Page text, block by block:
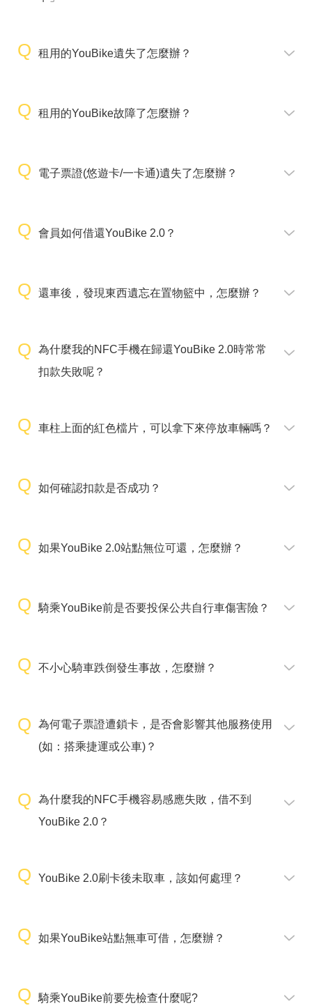
租用的YouBike遺失了怎麼辦？
租用的YouBike故障了怎麼辦？
電子票證(悠遊卡/一卡通)遺失了怎麼辦？
會員如何借還YouBike 2.0？
還車後，發現東西遺忘在置物籃中，怎麼辦？
為什麼我的NFC手機在歸還YouBike 2.0時常常
扣款失敗呢？
車柱上面的紅色檔片，可以拿下來停放車輛嗎？
如何確認扣款是否成功？
如果YouBike 2.0站點無位可還，怎麼辦？
騎乘YouBike前是否要投保公共自行車傷害險？
不小心騎車跌倒發生事故，怎麼辦？
為何電子票證遭鎖卡，是否會影響其他服務使用
(如：搭乘捷運或公車)？
為什麼我的NFC手機容易感應失敗，借不到
YouBike 2.0？
YouBike 2.0刷卡後未取車，該如何處理？
如果YouBike站點無車可借，怎麼辦？
騎乘YouBike前要先檢查什麼呢?